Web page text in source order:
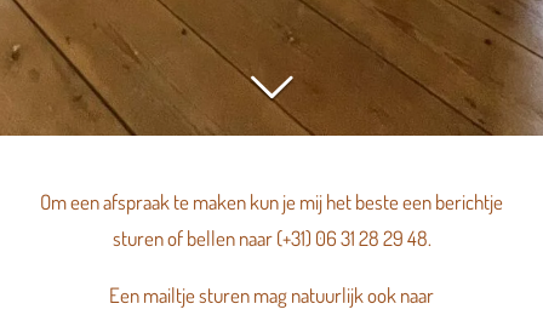
Om een afspraak te maken kun je mij het beste een berichtje
sturen of bellen naar (+31) 06 31 28 29 48.
Een mailtje sturen mag natuurlijk ook naar